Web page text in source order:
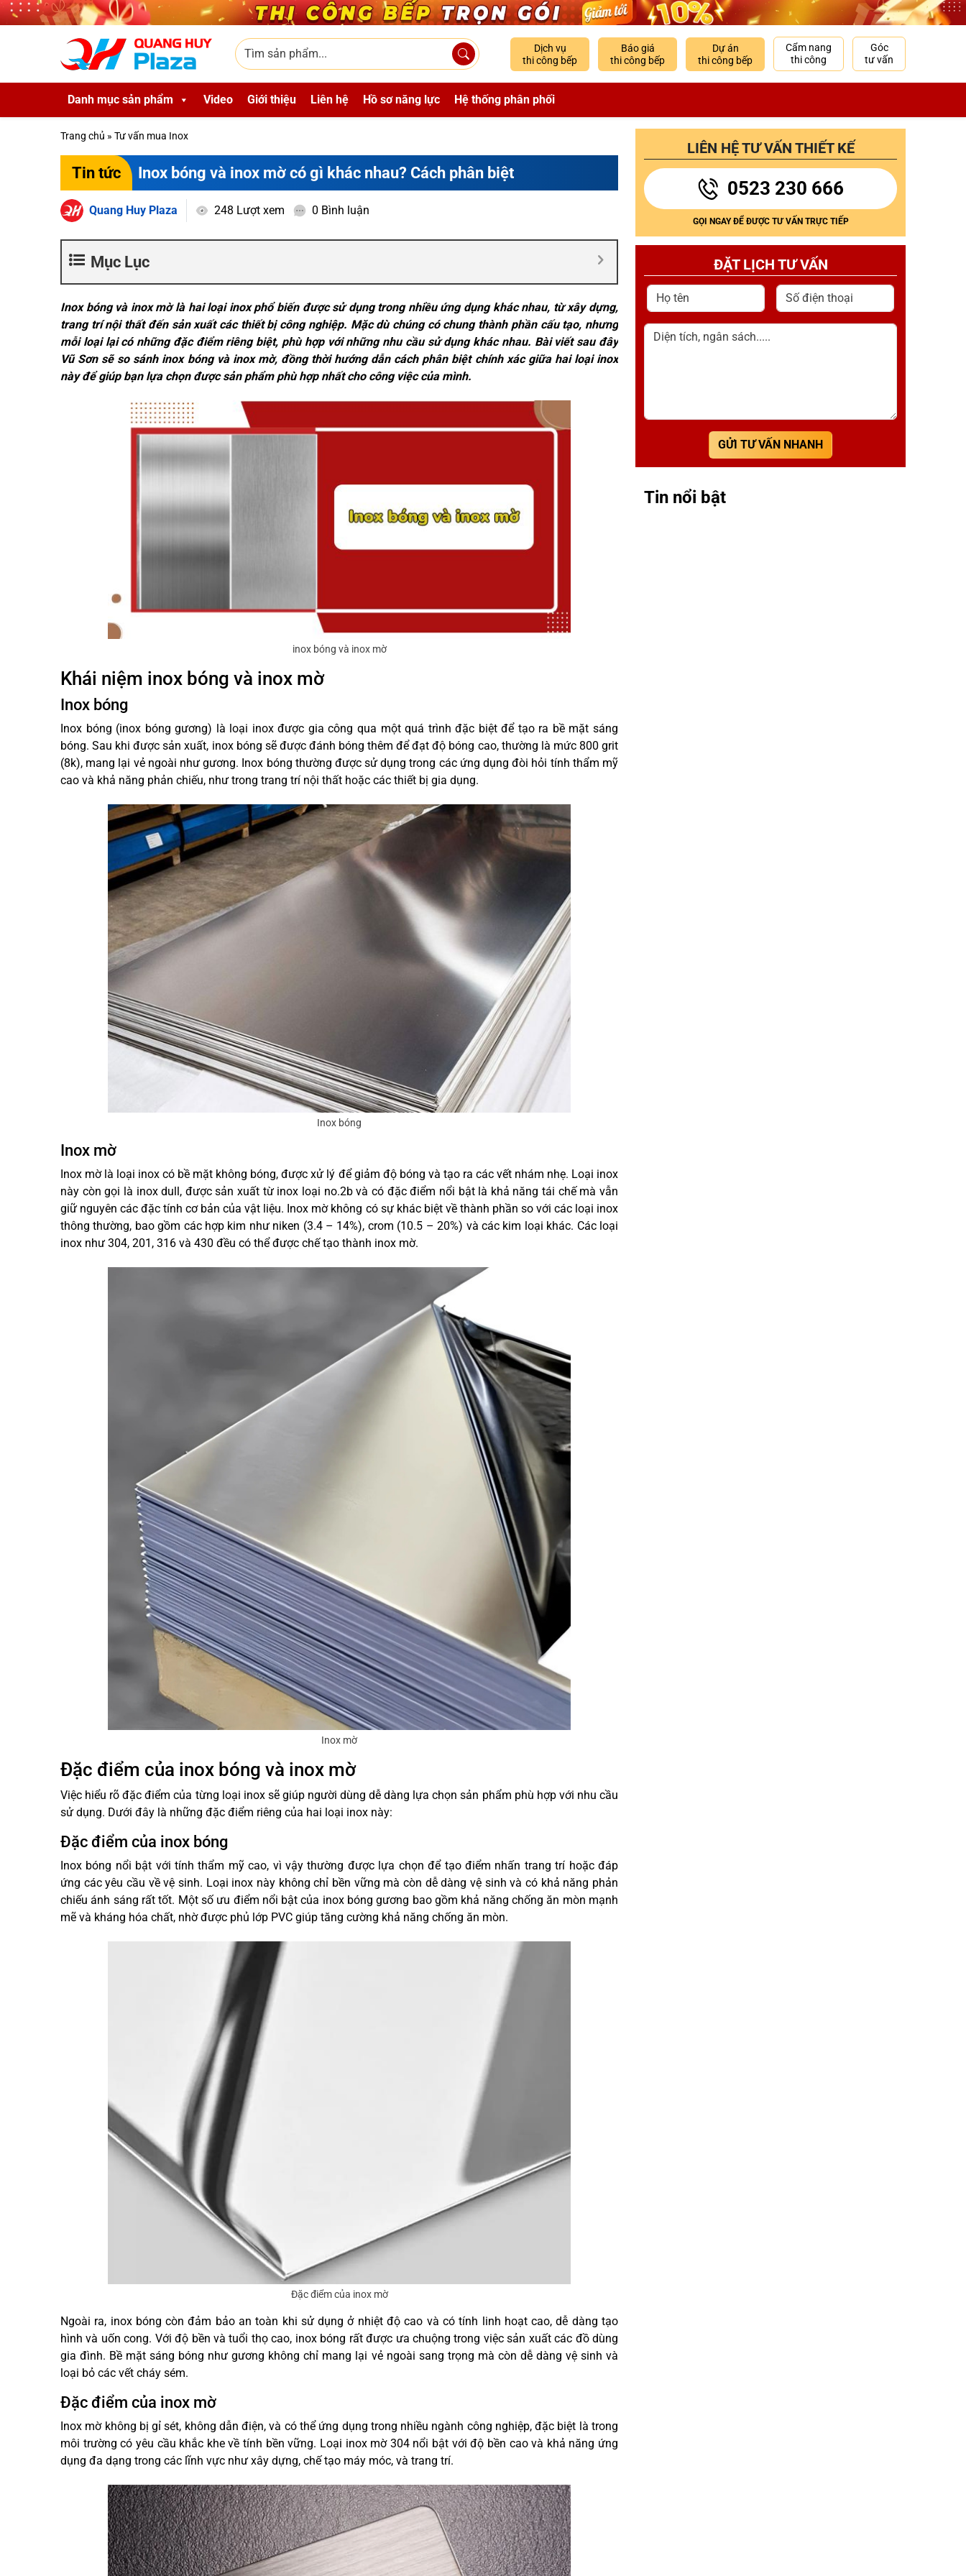
Skip to main content
Tìm sản phẩm
Dịch vụ
thi công bếp
Báo giá
thi công bếp
Dự án
thi công bếp
Cẩm nang
thi công
Góc
tư vấn
Danh mục sản phẩm Video Giới thiệu Liên hệ Hồ sơ năng lực Hệ thống phân phối
Trang chủ » Tư vấn mua Inox
Tin tức Inox bóng và inox mờ có gì khác nhau? Cách phân biệt
Quang Huy Plaza 248 Lượt xem 0 Bình luận
Mục Lục
Inox bóng và inox mờ là hai loại inox phổ biến được sử dụng trong nhiều ứng dụng khác nhau, từ xây dựng,
trang trí nội thất đến sản xuất các thiết bị công nghiệp. Mặc dù chúng có chung thành phần cấu tạo, nhưng
mỗi loại lại có những đặc điểm riêng biệt, phù hợp với những nhu cầu sử dụng khác nhau. Bài viết sau đây
Vũ Sơn sẽ so sánh inox bóng và inox mờ, đồng thời hướng dẫn cách phân biệt chính xác giữa hai loại inox
này để giúp bạn lựa chọn được sản phẩm phù hợp nhất cho công việc của mình.
inox bóng và inox mờ
Khái niệm inox bóng và inox mờ
Inox bóng
Inox bóng (inox bóng gương) là loại inox được gia công qua một quá trình đặc biệt để tạo ra bề mặt sáng
bóng. Sau khi được sản xuất, inox bóng sẽ được đánh bóng thêm để đạt độ bóng cao, thường là mức 800 grit
(8k), mang lại vẻ ngoài như gương. Inox bóng thường được sử dụng trong các ứng dụng đòi hỏi tính thẩm mỹ
cao và khả năng phản chiếu, như trong trang trí nội thất hoặc các thiết bị gia dụng.
Inox bóng
Inox mờ
Inox mờ là loại inox có bề mặt không bóng, được xử lý để giảm độ bóng và tạo ra các vết nhám nhẹ. Loại inox
này còn gọi là inox dull, được sản xuất từ inox loại no.2b và có đặc điểm nổi bật là khả năng tái chế mà vẫn
giữ nguyên các đặc tính cơ bản của vật liệu. Inox mờ không có sự khác biệt về thành phần so với các loại inox
thông thường, bao gồm các hợp kim như niken (3.4 – 14%), crom (10.5 – 20%) và các kim loại khác. Các loại
inox như 304, 201, 316 và 430 đều có thể được chế tạo thành inox mờ.
Inox mờ
Đặc điểm của inox bóng và inox mờ
Việc hiểu rõ đặc điểm của từng loại inox sẽ giúp người dùng dễ dàng lựa chọn sản phẩm phù hợp với nhu cầu
sử dụng. Dưới đây là những đặc điểm riêng của hai loại inox này:
Đặc điểm của inox bóng
Inox bóng nổi bật với tính thẩm mỹ cao, vì vậy thường được lựa chọn để tạo điểm nhấn trang trí hoặc đáp
ứng các yêu cầu về vệ sinh. Loại inox này không chỉ bền vững mà còn dễ dàng vệ sinh và có khả năng phản
chiếu ánh sáng rất tốt. Một số ưu điểm nổi bật của inox bóng gương bao gồm khả năng chống ăn mòn mạnh
mẽ và kháng hóa chất, nhờ được phủ lớp PVC giúp tăng cường khả năng chống ăn mòn.
Đặc điểm của inox mờ
Ngoài ra, inox bóng còn đảm bảo an toàn khi sử dụng ở nhiệt độ cao và có tính linh hoạt cao, dễ dàng tạo
hình và uốn cong. Với độ bền và tuổi thọ cao, inox bóng rất được ưa chuộng trong việc sản xuất các đồ dùng
gia đình. Bề mặt sáng bóng như gương không chỉ mang lại vẻ ngoài sang trọng mà còn dễ dàng vệ sinh và
loại bỏ các vết cháy sém.
Đặc điểm của inox mờ
Inox mờ không bị gỉ sét, không dẫn điện, và có thể ứng dụng trong nhiều ngành công nghiệp, đặc biệt là trong
môi trường có yêu cầu khắc khe về tính bền vững. Loại inox mờ 304 nổi bật với độ bền cao và khả năng ứng
dụng đa dạng trong các lĩnh vực như xây dựng, chế tạo máy móc, và trang trí.
LIÊN HỆ TƯ VẤN THIẾT KẾ
0523 230 666
GỌI NGAY ĐỂ ĐƯỢC TƯ VẤN TRỰC TIẾP
ĐẶT LỊCH TƯ VẤN
Họ tên Số điện thoại
Diện tích, ngân sách.....
GỬI TƯ VẤN NHANH
Tin nổi bật